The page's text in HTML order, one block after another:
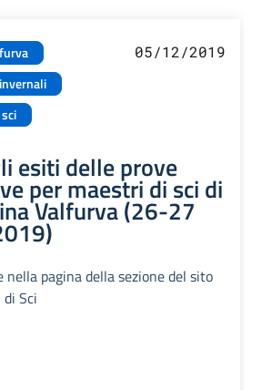
05/12/2019
esiti delle prove
per maestri di sci di
Valfurva (26-27
nella pagina della sezione del sito
Sci